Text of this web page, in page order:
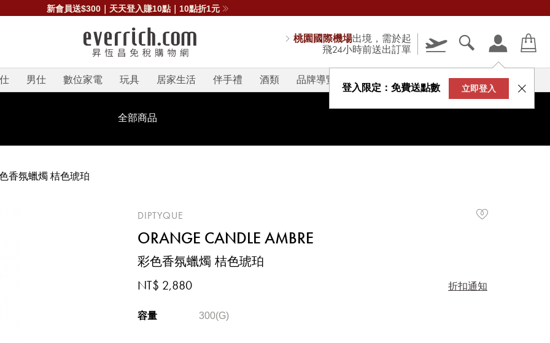
線上免稅店｜出國前45天預訂｜四大機場取貨
桃園國際機場出境，需於起
飛24小時前送出訂單
登入限定：免費送點數 立即登入
男仕 數位家電 玩具 居家生活 伴手禮 酒類 品牌導覽 V-STORY
全部商品
香氛蠟燭 桔色琥珀
DIPTYQUE
ORANGE CANDLE AMBRE
彩色香氛蠟燭 桔色琥珀
NT$ 2,880 折扣通知
容量 300(G)